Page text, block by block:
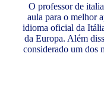
O professor de
aula para o melhor
idioma oficial da
da Europa. Além
considerado um dos